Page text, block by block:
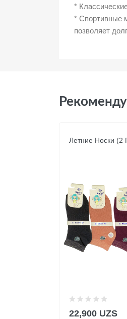
*
* Спортивные
позволяет
Летние Носки (2
22,900 UZS